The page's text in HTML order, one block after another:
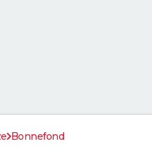
Bonnefond